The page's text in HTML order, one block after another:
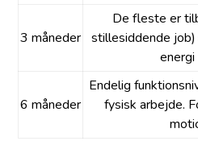
3 måneder
De fleste er
stillesiddende
energi
6 måneder
Endelig
fysisk arbejde.